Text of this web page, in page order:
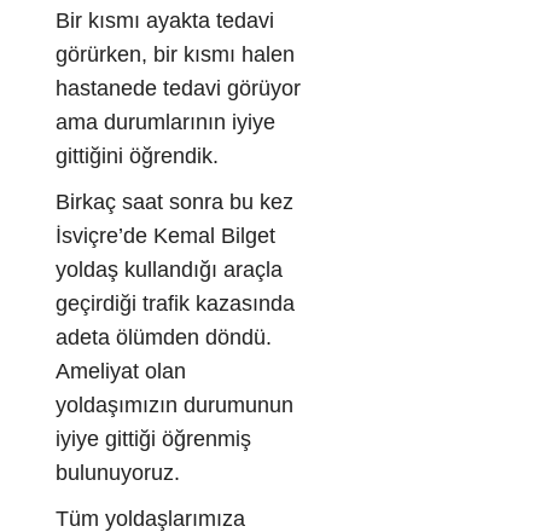
Bir kısmı ayakta tedavi
görürken, bir kısmı halen
hastanede tedavi görüyor
ama durumlarının iyiye
gittiğini öğrendik.
Birkaç saat sonra bu kez
İsviçre’de Kemal Bilget
yoldaş kullandığı araçla
geçirdiği trafik kazasında
adeta ölümden döndü.
Ameliyat olan
yoldaşımızın durumunun
iyiye gittiği öğrenmiş
bulunuyoruz.
Tüm yoldaşlarımıza